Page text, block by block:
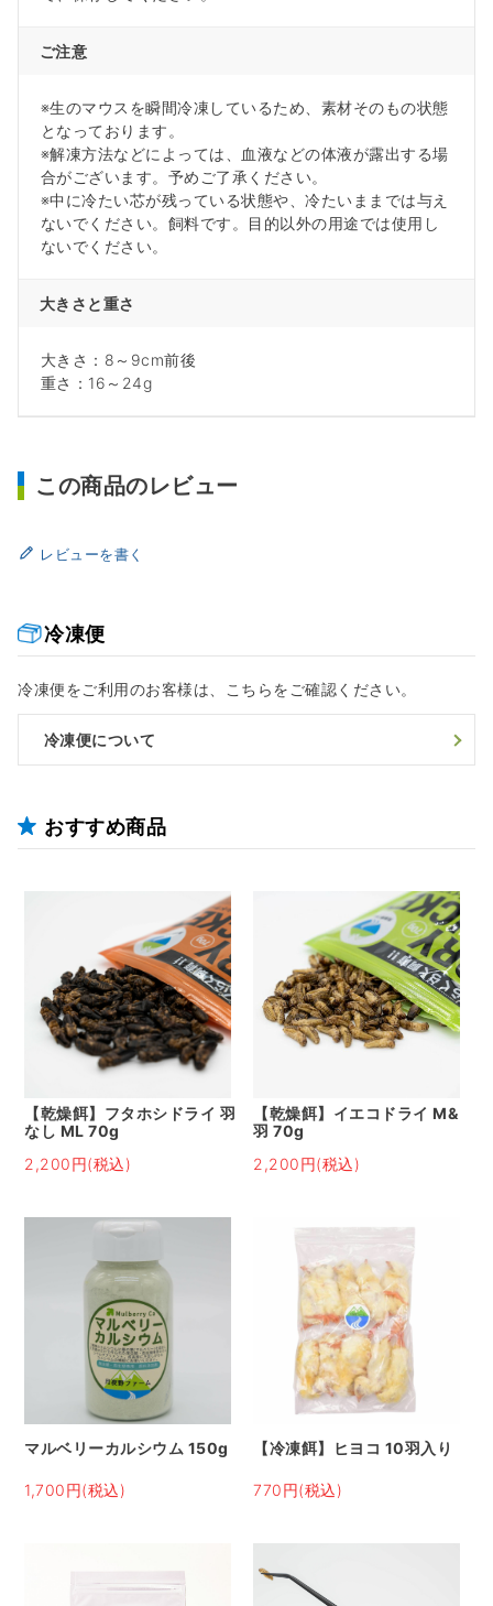
冷凍便
冷凍便をご利用のお客様は、こちらをご確認ください。
冷凍便について
おすすめ商品
【乾燥餌】フタホシドライ 羽
なし ML 70g
2,200円(税込)
【乾燥餌】イエコドライ M&
羽 70g
2,200円(税込)
マルベリーカルシウム 150g
1,700円(税込)
【冷凍餌】ヒヨコ 10羽入り
770円(税込)
ご注意
※生のマウスを瞬間冷凍しているため、素材そのもの状態
となっております。
※解凍方法などによっては、血液などの体液が露出する場
合がございます。予めご了承ください。
※中に冷たい芯が残っている状態や、冷たいままでは与え
ないでください。飼料です。目的以外の用途では使用し
ないでください。
大きさと重さ
大きさ：8～9cm前後
重さ：16～24g
この商品のレビュー
レビューを書く